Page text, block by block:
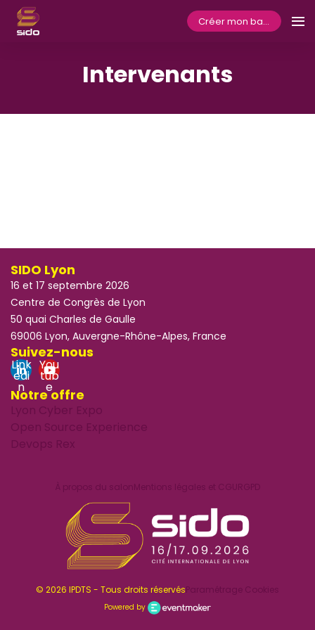
Créer mon badge
Intervenants
SIDO Lyon
16 et 17 septembre 2026
Centre de Congrès de Lyon
50 quai Charles de Gaulle
69006 Lyon, Auvergne-Rhône-Alpes, France
Suivez-nous
Link
edi
n
You
tub
e
Notre offre
Lyon Cyber Expo
Open Source Experience
Devops Rex
À propos du salonMentions légales et CGURGPD
© 2026 IPDTS - Tous droits réservésParamétrage Cookies
Powered by